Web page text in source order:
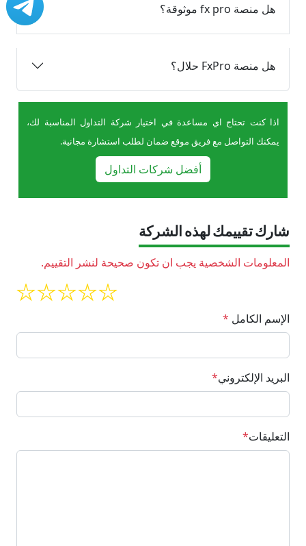
هل منصة fx pro موثوقة؟
هل منصة FxPro حلال؟
اذا كنت تحتاج اي مساعدة في اختيار شركة التداول المناسبة لك،
يمكنك التواصل مع فريق موقع ضمان لطلب استشارة مجانية.
أفضل شركات التداول
شارك تقييمك لهذه الشركة
المعلومات الشخصية يجب ان تكون صحيحة لنشر التقييم.
الإسم الكامل *
البريد الإلكتروني*
التعليقات*